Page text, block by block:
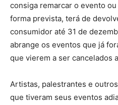
consiga remarcar o evento
forma prevista, terá de
consumidor até 31 de
abrange os eventos que já
que vierem a ser cancelados
Artistas, palestrantes e
que tiveram seus eventos